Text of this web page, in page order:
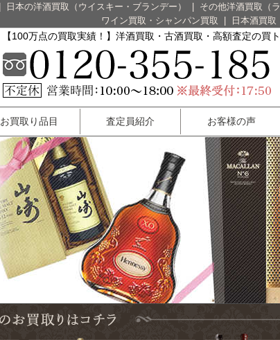
日本の洋酒買取（ウイスキー・ブランデー）
その他洋酒買取（
ワイン買取・シャンパン買取
日本酒買取
【100万点の買取実績！】洋酒買取・古酒買取・高額査定の買
お買取り品目 査定員紹介 お客様の声